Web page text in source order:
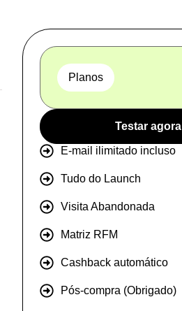
Planos
Testar agora
E-mail ilimitado incluso
Tudo do Launch
Visita Abandonada
Matriz RFM
Cashback automático
Pós-compra (Obrigado)